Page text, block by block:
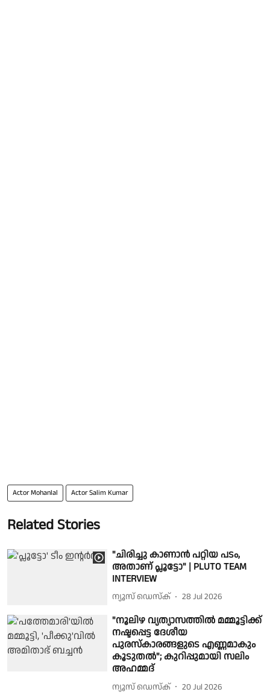
Actor Mohanlal Actor Salim Kumar
Related Stories
"ചിരിച്ചു കാണാൻ പറ്റിയ പടം,
അതാണ് പ്ലൂട്ടോ" | PLUTO TEAM
INTERVIEW
ന്യൂസ് ഡെസ്ക് 28 Jul 2026
"നൂലിഴ വ്യത്യാസത്തിൽ മമ്മൂട്ടിക്ക്
നഷ്ടപ്പെട്ട ദേശീയ
പുരസ്കാരങ്ങളുടെ എണ്ണമാകും
കൂടുതൽ"; കുറിപ്പുമായി സലിം
അഹമ്മദ്
ന്യൂസ് ഡെസ്ക് 20 Jul 2026